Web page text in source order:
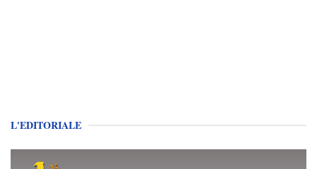
L'EDITORIALE